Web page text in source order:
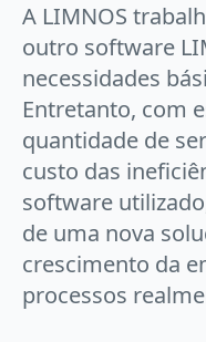
A LIMNOS
outro software
necessidades
Entretanto, com
quantidade de
custo das
software
de uma nova
crescimento da
processos